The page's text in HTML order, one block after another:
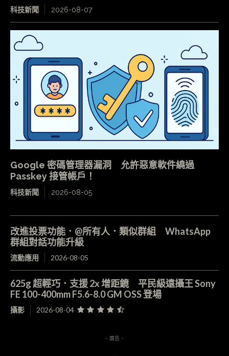
科技新聞 2026-08-07
Google 密碼管理器漏洞 允許惡意軟件繞過
Passkey 接管帳戶！
科技新聞 2026-08-05
改進投票功能．@所有人．類似群組 WhatsApp
群組對話功能升級
流動應用 2026-08-05
625g 超輕巧．支援 2x 增距鏡 平民級遠攝王 Sony
FE 100-400mm F5.6-8.0 GM OSS 登場
攝影 2026-08-04
- 廣告 -